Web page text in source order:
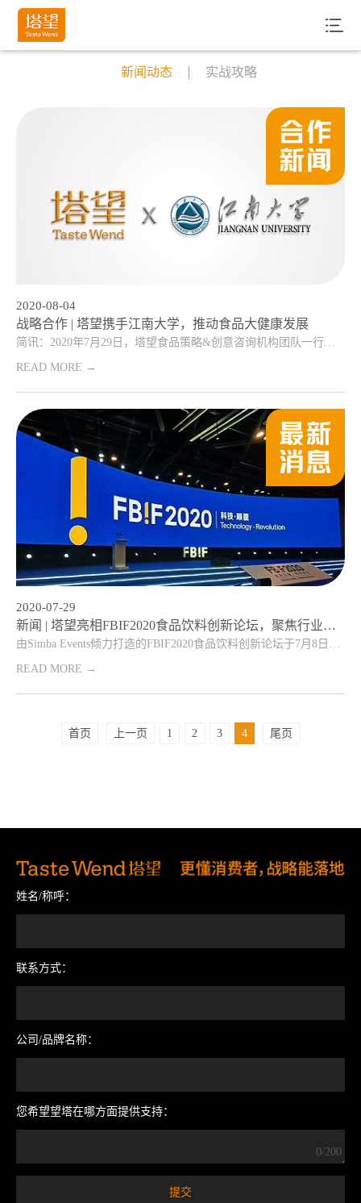
新闻动态 实战攻略
2020-08-04
战略合作 | 塔望携手江南大学，推动食品大健康发展
简讯：2020年7月29日，塔望食品策略&创意咨询机构团队一行抵达江南大学食品学院，并签署了战略合作签约。双方坚信战略协同的重要性与产业链深度研究合作的...
READ MORE →
2020-07-29
新闻 | 塔望亮相FBIF2020食品饮料创新论坛，聚焦行业发展新动态
由Simba Events倾力打造的FBIF2020食品饮料创新论坛于7月8日在杭州国际博览中心正式召开，本次为第七届FBIF食品饮料创新论坛，上海塔望品牌管理...
READ MORE →
首页 上一页 1 2 3 4 尾页
姓名/称呼：
联系方式：
公司/品牌名称：
您希望望塔在哪方面提供支持：
0/200